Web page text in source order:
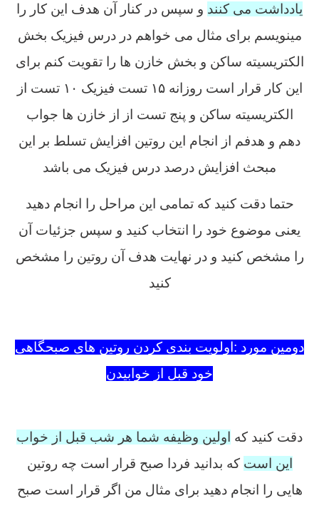
یادداشت می کنند و سپس در کنار آن هدف این کار را
مینویسم برای مثال می خواهم در درس فیزیک بخش
الکتریسیته ساکن و بخش خازن ها را تقویت کنم برای
این کار قرار است روزانه ۱۵ تست فیزیک ۱۰ تست از
الکتریسیته ساکن و پنج تست از از خازن ها جواب
دهم و هدفم از انجام این روتین افزایش تسلط بر این
مبحث افزایش درصد درس فیزیک می باشد
حتما دقت کنید که تمامی این مراحل را انجام دهید
یعنی موضوع خود را انتخاب کنید و سپس جزئیات آن
را مشخص کنید و در نهایت هدف آن روتین را مشخص
کنید
دومین مورد :اولویت بندی کردن روتین های صبحگاهی
خود قبل از خوابیدن
دقت کنید که اولین وظیفه شما هر شب قبل از خواب
این است که بدانید فردا صبح قرار است چه روتین
هایی را انجام دهید برای مثال من اگر قرار است صبح